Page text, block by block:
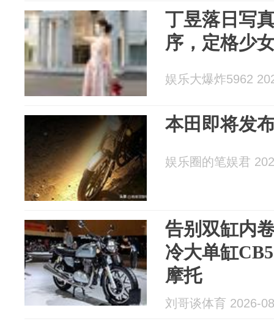
丁昱落日写
序，定格少
娱乐大爆炸5962
本田即将发
娱乐圈的笔娱君
告别双缸内
冷大单缸
摩托
刘哥谈体育 2026-